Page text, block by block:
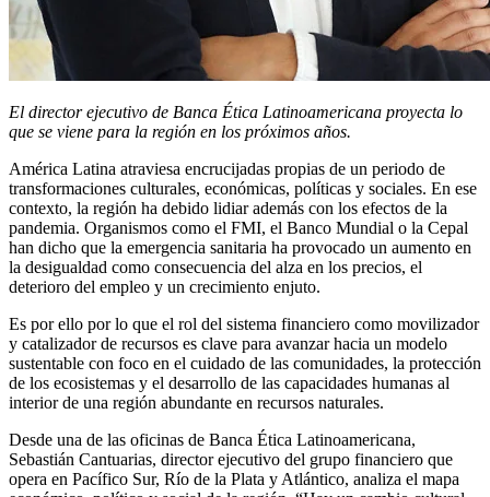
El director ejecutivo de Banca Ética Latinoamericana proyecta lo
que se viene para la región en los próximos años.
América Latina atraviesa encrucijadas propias de un periodo de
transformaciones culturales, económicas, políticas y sociales. En ese
contexto, la región ha debido lidiar además con los efectos de la
pandemia. Organismos como el FMI, el Banco Mundial o la Cepal
han dicho que la emergencia sanitaria ha provocado un aumento en
la desigualdad como consecuencia del alza en los precios, el
deterioro del empleo y un crecimiento enjuto.
Es por ello por lo que el rol del sistema financiero como movilizador
y catalizador de recursos es clave para avanzar hacia un modelo
sustentable con foco en el cuidado de las comunidades, la protección
de los ecosistemas y el desarrollo de las capacidades humanas al
interior de una región abundante en recursos naturales.
Desde una de las oficinas de Banca Ética Latinoamericana,
Sebastián Cantuarias, director ejecutivo del grupo financiero que
opera en Pacífico Sur, Río de la Plata y Atlántico, analiza el mapa